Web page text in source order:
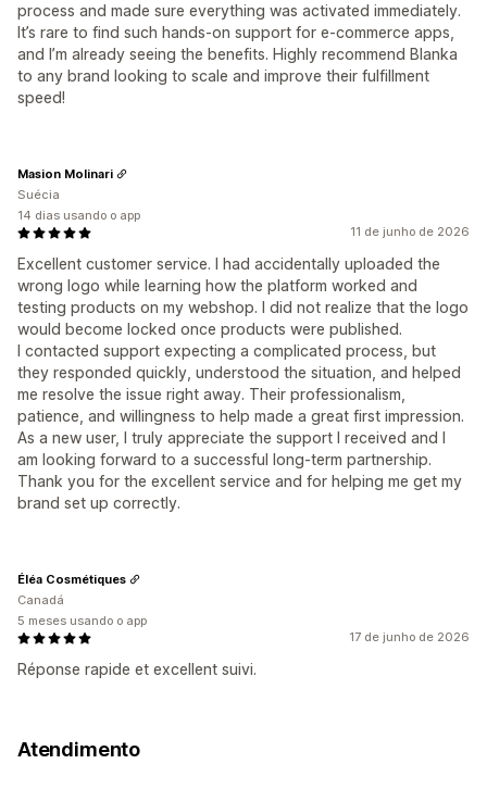
process and made sure everything was activated immediately.
It’s rare to find such hands-on support for e-commerce apps,
and I’m already seeing the benefits. Highly recommend Blanka
to any brand looking to scale and improve their fulfillment
speed!
11 de junho de 2026
Excellent customer service. I had accidentally uploaded the
wrong logo while learning how the platform worked and
testing products on my webshop. I did not realize that the logo
would become locked once products were published.
I contacted support expecting a complicated process, but
they responded quickly, understood the situation, and helped
me resolve the issue right away. Their professionalism,
patience, and willingness to help made a great first impression.
As a new user, I truly appreciate the support I received and I
am looking forward to a successful long-term partnership.
Thank you for the excellent service and for helping me get my
brand set up correctly.
Masion Molinari
Suécia
14 dias usando o app
17 de junho de 2026
Réponse rapide et excellent suivi.
Éléa Cosmétiques
Canadá
5 meses usando o app
Atendimento